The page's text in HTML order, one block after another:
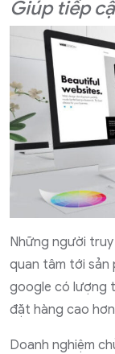
Giúp tiếp
Những người
quan tâm tới sản
google có lượng
đặt hàng cao
Doanh nghiệm